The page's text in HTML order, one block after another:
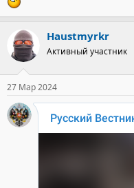
Haustmyrkr
Активный участник
27 Мар 2024